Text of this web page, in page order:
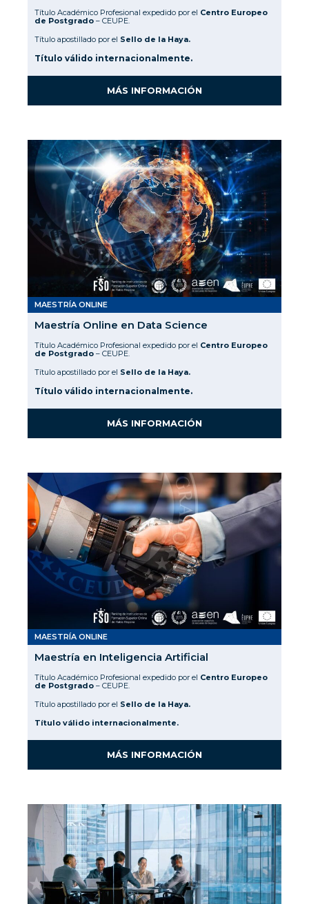
Título Académico Profesional expedido por el Centro Europeo
de Postgrado – CEUPE.
Título apostillado por el Sello de la Haya.
Título válido internacionalmente.
MÁS INFORMACIÓN
MAESTRÍA ONLINE
Maestría Online en Data Science
Título Académico Profesional expedido por el Centro Europeo
de Postgrado – CEUPE.
Título apostillado por el Sello de la Haya.
Título válido internacionalmente.
MÁS INFORMACIÓN
MAESTRÍA ONLINE
Maestría en Inteligencia Artificial
Título Académico Profesional expedido por el Centro Europeo
de Postgrado – CEUPE.
Título apostillado por el Sello de la Haya.
Título válido internacionalmente.
MÁS INFORMACIÓN